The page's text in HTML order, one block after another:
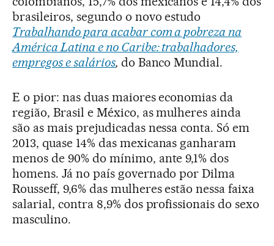
brasileiros, segundo o novo estudo
Trabalhando para acabar com a pobreza na
América Latina e no Caribe: trabalhadores,
empregos e salários, do Banco Mundial.
E o pior: nas duas maiores economias da
região, Brasil e México, as mulheres ainda
são as mais prejudicadas nessa conta. Só em
2013, quase 14% das mexicanas ganharam
menos de 90% do mínimo, ante 9,1% dos
homens. Já no país governado por Dilma
Rousseff, 9,6% das mulheres estão nessa faixa
salarial, contra 8,9% dos profissionais do sexo
masculino.